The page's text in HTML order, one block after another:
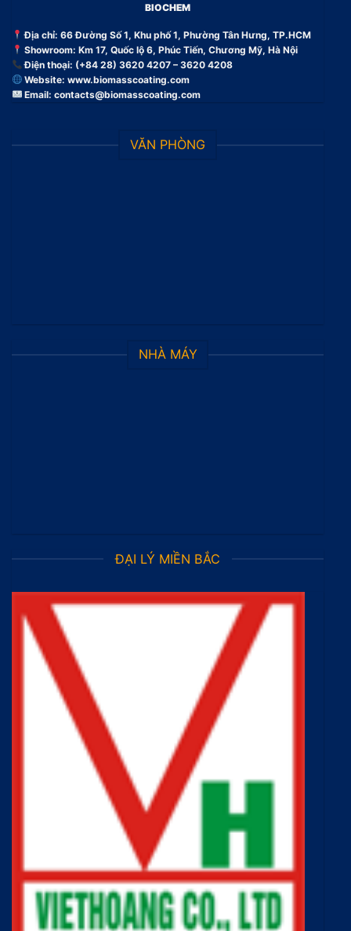
BIOCHEM
Địa chỉ: 66 Đường Số 1, Khu phố 1, Phường Tân Hưng, TP.HCM
Showroom: Km 17, Quốc lộ 6, Phúc Tiến, Chương Mỹ, Hà Nội
Điện thoại: (+84 28) 3620 4207 – 3620 4208
Website:www.biomasscoating.com
Email:contacts@biomasscoating.com
VĂN PHÒNG
NHÀ MÁY
ĐẠI LÝ MIỀN BẮC